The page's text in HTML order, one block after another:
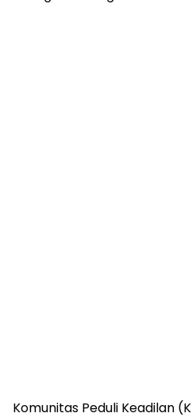
Komunitas Peduli Keadilan